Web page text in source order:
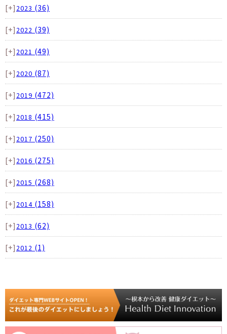
[+] 2023 (36)
[+] 2022 (39)
[+] 2021 (49)
[+] 2020 (87)
[+] 2019 (472)
[+] 2018 (415)
[+] 2017 (250)
[+] 2016 (275)
[+] 2015 (268)
[+] 2014 (158)
[+] 2013 (62)
[+] 2012 (1)